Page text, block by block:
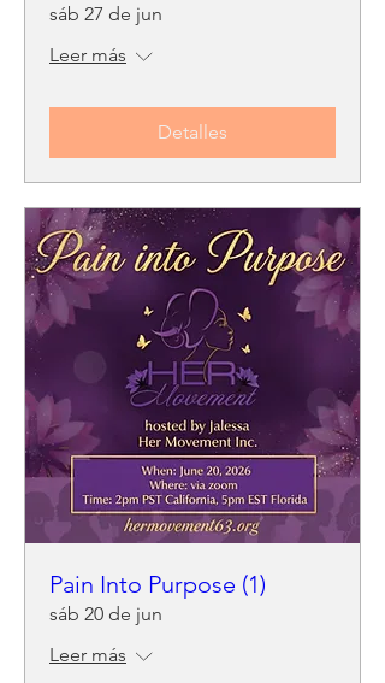
sáb 27 de jun
Leer más
Detalles
Pain Into Purpose (1)
sáb 20 de jun
Leer más